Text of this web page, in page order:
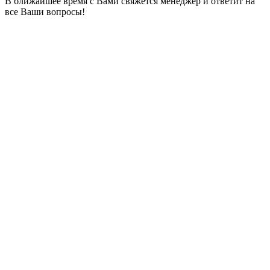
все Ваши вопросы!